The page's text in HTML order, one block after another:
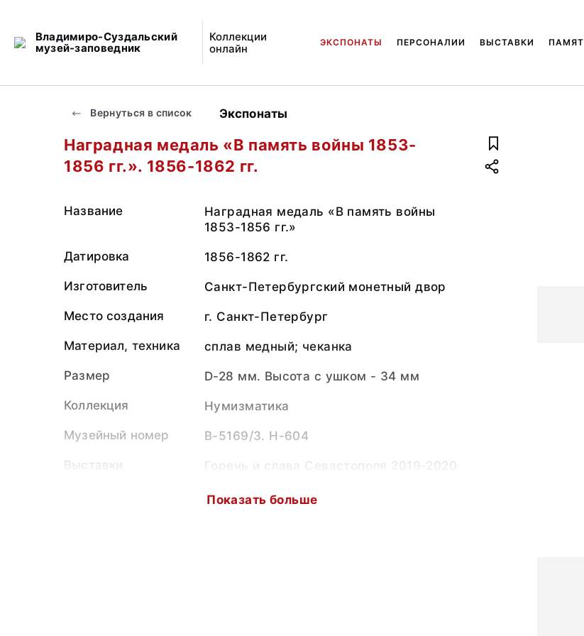
Владимиро-Суздальский
музей-заповедник
Коллекции
онлайн
ЭКСПОНАТЫ ПЕРСОНАЛИИ ВЫСТАВКИ
Вернуться в список Экспонаты
Наградная медаль «В память войны 1853-
1856 гг.». 1856-1862 гг.
Название
Наградная медаль «В память войны
1853-1856 гг.»
Датировка 1856-1862 гг.
Изготовитель Санкт-Петербургский монетный двор
Место создания г. Санкт-Петербург
Материал, техника сплав медный; чеканка
Размер D-28 мм. Высота с ушком - 34 мм
Коллекция Нумизматика
Музейный номер В-5169/3. Н-604
Выставки
Горечь и слава Севастополя 2019-2020
Показать больше